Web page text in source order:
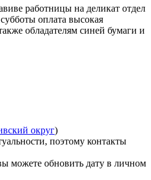
работницы на деликат отдел
оплата высокая
обладателям синей бумаги и
округ)
поэтому контакты
можете обновить дату в личном